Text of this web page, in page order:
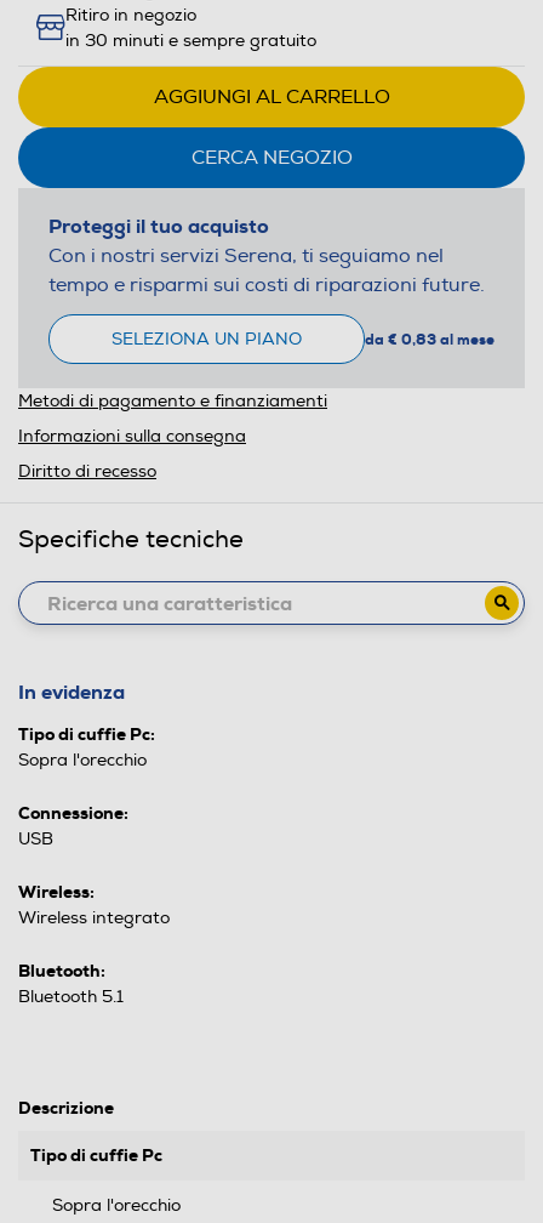
Ritiro in negozio
in 30 minuti e sempre gratuito
AGGIUNGI AL CARRELLO
CERCA NEGOZIO
Proteggi il tuo acquisto
Con i nostri servizi Serena, ti seguiamo nel
tempo e risparmi sui costi di riparazioni future.
SELEZIONA UN PIANO da € 0,83 al mese
Metodi di pagamento e finanziamenti
Informazioni sulla consegna
Diritto di recesso
Specifiche tecniche
In evidenza
Tipo di cuffie Pc:
Sopra l'orecchio
Connessione:
USB
Wireless:
Wireless integrato
Bluetooth:
Bluetooth 5.1
Descrizione
Tipo di cuffie Pc
Sopra l'orecchio